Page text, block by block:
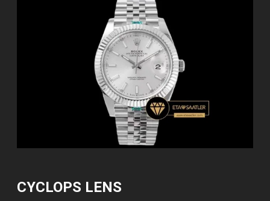
CYCLOPS LENS